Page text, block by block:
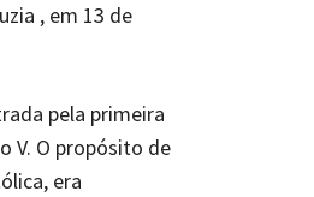
, em 13 de
pela primeira
V. O propósito de
era